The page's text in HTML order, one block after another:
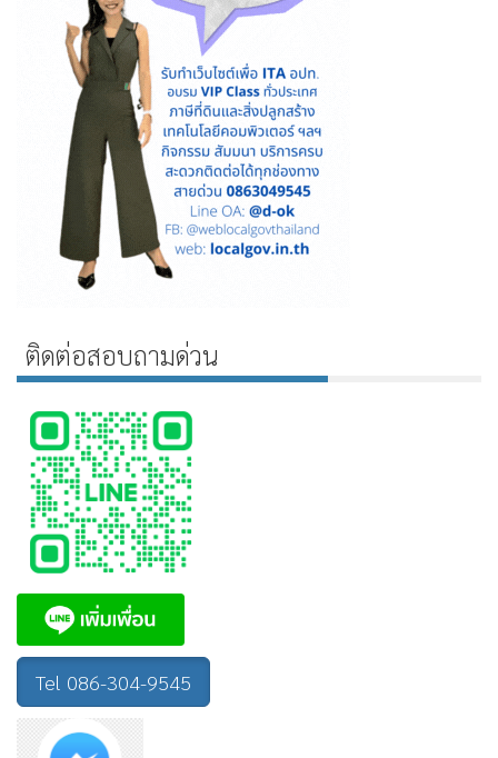
ติดต่อสอบถามด่วน
Tel 086-304-9545